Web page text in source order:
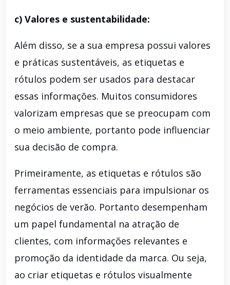
c) Valores e sustentabilidade:
Além disso, se a sua empresa possui valores
e práticas sustentáveis, as etiquetas e
rótulos podem ser usados ​​para destacar
essas informações. Muitos consumidores
valorizam empresas que se preocupam com
o meio ambiente, portanto pode influenciar
sua decisão de compra.
Primeiramente, as etiquetas e rótulos são
ferramentas essenciais para impulsionar os
negócios de verão. Portanto desempenham
um papel fundamental na atração de
clientes, com informações relevantes e
promoção da identidade da marca. Ou seja,
ao criar etiquetas e rótulos visualmente